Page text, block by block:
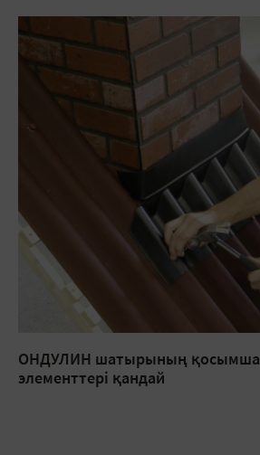
ОНДУЛИН шатырының қосымша
элементтері қандай